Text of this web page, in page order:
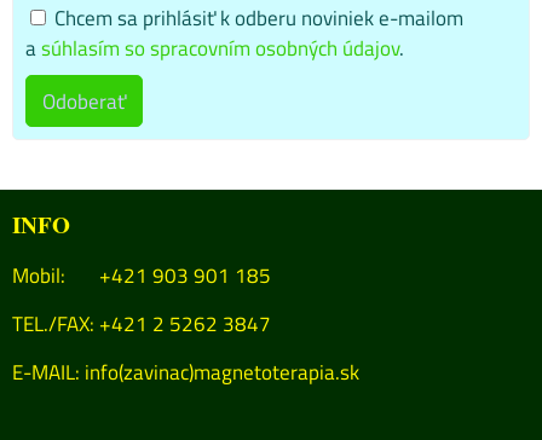
Chcem sa prihlásiť k odberu noviniek e-mailom
asúhlasím so spracovním osobných údajov.
Odoberať
INFO
Mobil: +421 903 901 185
TEL./FAX: +421 2 5262 3847
E-MAIL: info(zavinac)magnetoterapia.sk